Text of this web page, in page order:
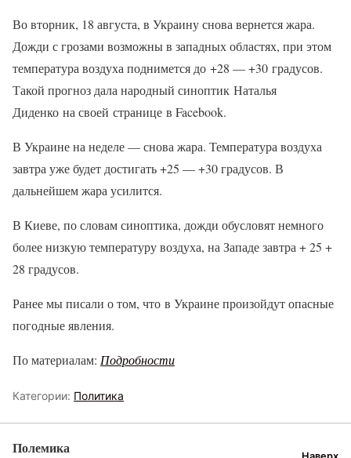
Во вторник, 18 августа, в Украину снова вернется жара.
Дожди с грозами возможны в западных областях, при этом
температура воздуха поднимется до +28 — +30 градусов.
Такой прогноз дала народный синоптик Наталья
Диденко на своей странице в Facebook.
В Украине на неделе — снова жара. Температура воздуха
завтра уже будет достигать +25 — +30 градусов. В
дальнейшем жара усилится.
В Киеве, по словам синоптика, дожди обусловят немного
более низкую температуру воздуха, на Западе завтра + 25 +
28 градусов.
Ранее мы писали о том, что в Украине произойдут опасные
погодные явления.
По материалам: Подробности
Категории: Политика
Полемика